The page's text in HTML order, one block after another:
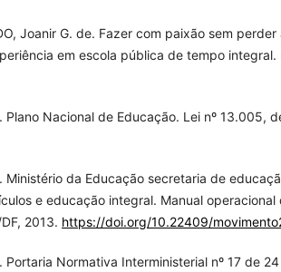
Joanir G. de. Fazer com paixão sem
em escola pública de tempo integral.
Plano Nacional de Educação. Lei nº 13.005,
Ministério da Educação secretaria de
e educação integral. Manual
2013. https://doi.org/10.22409/
Portaria Normativa Interministerial nº 17 de